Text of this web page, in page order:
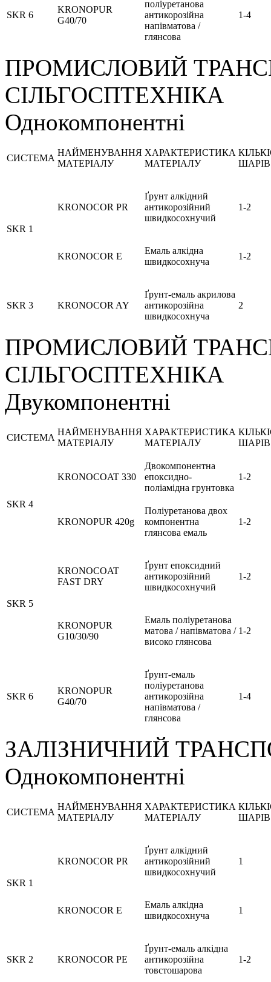
SKR 6
KRONOPUR
G40/70
поліуретанова
антикорозійна
напівматова /
глянсова
1-4
ПРОМИСЛОВИЙ
СІЛЬГОСПТЕХНІКА
Однокомпонентні
СИСТЕМА
НАЙМЕНУВАННЯ
МАТЕРІАЛУ
ХАРАКТЕРИСТИКА
МАТЕРІАЛУ
ШАРІВ
SKR 1
KRONOCOR PR
Ґрунт алкідний
антикорозійний
швидкосохнучий
1-2
KRONOCOR E
Емаль алкідна
швидкосохнуча
1-2
SKR 3 KRONOCOR AY
Ґрунт-емаль акрилова
антикорозійна
швидкосохнуча
2
ПРОМИСЛОВИЙ
СІЛЬГОСПТЕХНІКА
Двукомпонентні
СИСТЕМА
НАЙМЕНУВАННЯ
МАТЕРІАЛУ
ХАРАКТЕРИСТИКА
МАТЕРІАЛУ
ШАРІВ
SKR 4
KRONOCOAT 330
Двокомпонентна
епоксидно-
поліамідна грунтовка
1-2
KRONOPUR 420g
Поліуретанова двох
компонентна
глянсова емаль
1-2
SKR 5
KRONOCOAT
FAST DRY
Ґрунт епоксидний
антикорозійний
швидкосохнучий
1-2
KRONOPUR
G10/30/90
Емаль поліуретанова
матова / напівматова /
високо глянсова
1-2
SKR 6
KRONOPUR
G40/70
Ґрунт-емаль
поліуретанова
антикорозійна
напівматова /
глянсова
1-4
ЗАЛІЗНИЧНИЙ
Однокомпонентні
СИСТЕМА
НАЙМЕНУВАННЯ
МАТЕРІАЛУ
ХАРАКТЕРИСТИКА
МАТЕРІАЛУ
ШАРІВ
SKR 1
KRONOCOR PR
Ґрунт алкідний
антикорозійний
швидкосохнучий
1
KRONOCOR E
Емаль алкідна
швидкосохнуча
1
SKR 2 KRONOCOR PE
Ґрунт-емаль алкідна
антикорозійна
товстошарова
1-2